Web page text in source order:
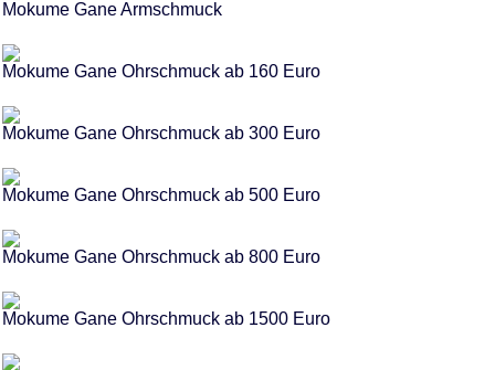
Mokume Gane Armschmuck
Mokume Gane Ohrschmuck ab 160 Euro
Mokume Gane Ohrschmuck ab 300 Euro
Mokume Gane Ohrschmuck ab 500 Euro
Mokume Gane Ohrschmuck ab 800 Euro
Mokume Gane Ohrschmuck ab 1500 Euro